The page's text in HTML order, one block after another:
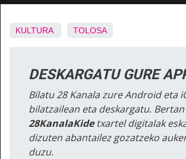
KULTURA TOLOSA
DESKARGATU GURE
Bilatu 28 Kanala zure Android eta
bilatzailean eta deskargatu. Bertan
28KanalaKidetxartel digitalak
dizuten abantailez gozatzeko
duzu.